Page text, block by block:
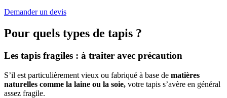
Demander un devis
Pour quels types de tapis ?
Les tapis fragiles : à traiter avec précaution
S’il est particulièrement vieux ou fabriqué à base de matières
naturelles comme la laine ou la soie, votre tapis s’avère en général
assez fragile.